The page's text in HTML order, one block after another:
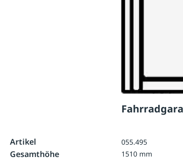
Artikel
Gesamthöhe
055.495
1510 mm